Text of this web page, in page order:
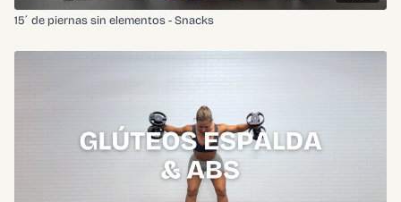
15´ de piernas sin elementos - Snacks